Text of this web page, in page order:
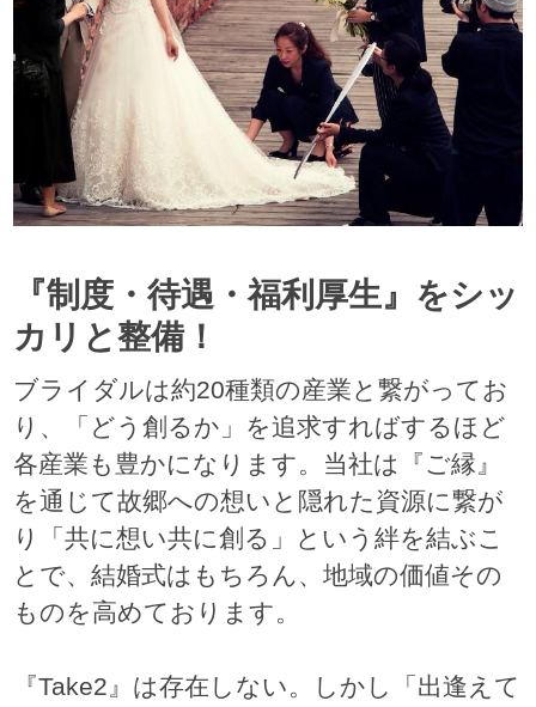
『制度・待遇・福利厚生』をシッ
カリと整備！
ブライダルは約20種類の産業と繋がってお
り、「どう創るか」を追求すればするほど
各産業も豊かになります。当社は『ご縁』
を通じて故郷への想いと隠れた資源に繋が
り「共に想い共に創る」という絆を結ぶこ
とで、結婚式はもちろん、地域の価値その
ものを高めております。
『Take2』は存在しない。しかし「出逢えて